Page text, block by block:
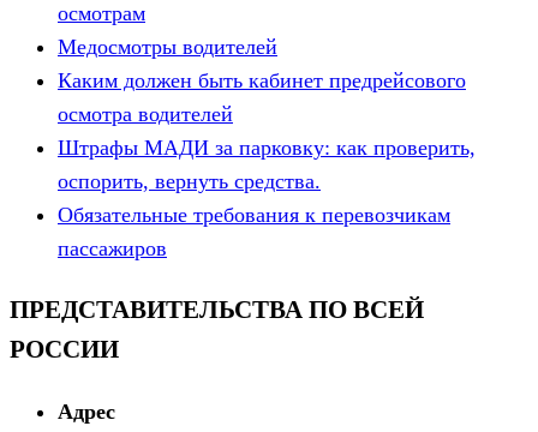
осмотрам
Медосмотры водителей
Каким должен быть кабинет предрейсового
осмотра водителей
Штрафы МАДИ за парковку: как проверить,
оспорить, вернуть средства.
Обязательные требования к перевозчикам
пассажиров
ПРЕДСТАВИТЕЛЬСТВА ПО ВСЕЙ
РОССИИ
Адрес